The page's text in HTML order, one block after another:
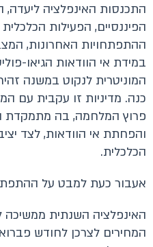
התכנסות האינפלציה ליעדה,
הפיננסיים, הפעילות
ההתפתחויות האחרונות,
במידת אי הוודאות הגיאו-
המוניטרית לנקוט במשנה
כנה. מדיניות זו עקבית עם
פרוץ המלחמה, בה מתמקדת
והפחתת אי הוודאות, לצד
הכלכלית.
אעבור כעת למבט על
האינפלציה השנתית